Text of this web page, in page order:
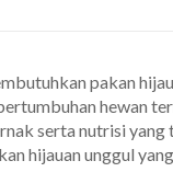
pakan
hewan
serta nutrisi
hijauan unggul